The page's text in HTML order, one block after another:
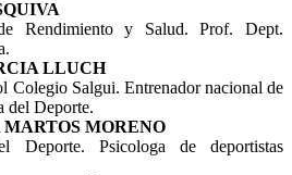
Rendimiento y Salud. Prof. Dept.
LLUCH
Colegio Salgui. Entrenador nacional de
del Deporte.
MORENO
Deporte. Psicologa de deportistas